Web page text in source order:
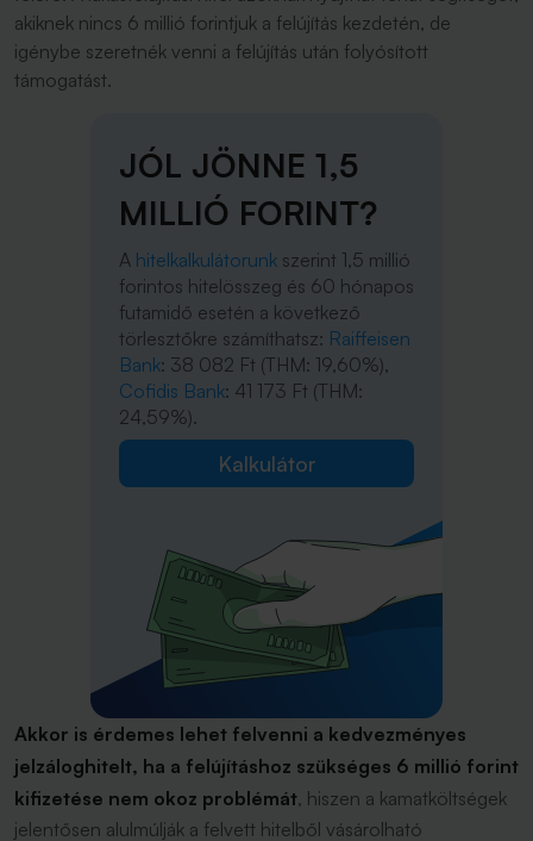
akiknek nincs 6 millió forintjuk a felújítás kezdetén, de
igénybe szeretnék venni a felújítás után folyósított
támogatást.
JÓL JÖNNE 1,5
MILLIÓ FORINT?
A hitelkalkulátorunk szerint 1,5 millió
forintos hitelösszeg és 60 hónapos
futamidő esetén a következő
törlesztőkre számíthatsz: Raiffeisen
Bank: 38 082 Ft (THM: 19,60%),
Cofidis Bank: 41 173 Ft (THM:
24,59%).
Kalkulátor
Akkor is érdemes lehet felvenni a kedvezményes
jelzáloghitelt, ha a felújításhoz szükséges 6 millió forint
kifizetése nem okoz problémát, hiszen a kamatköltségek
jelentősen alulmúlják a felvett hitelből vásárolható